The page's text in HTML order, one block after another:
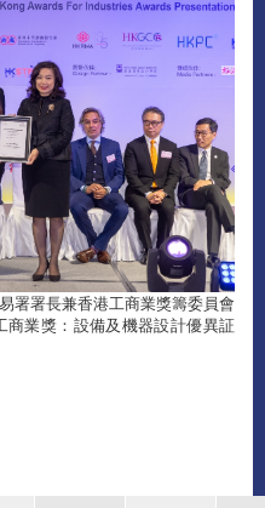
署署長兼香港工商業獎籌委員會
商業獎：設備及機器設計優異証